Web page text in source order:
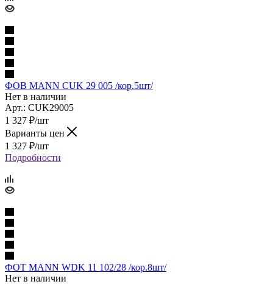
ФОВ MANN CUK 29 005 /кор.5шт/
Нет в наличии
Арт.: CUK29005
1 327 ₽/шт
Варианты цен
1 327 ₽/шт
Подробности
ФОТ MANN WDK 11 102/28 /кор.8шт/
Нет в наличии